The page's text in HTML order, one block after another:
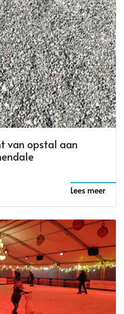
van opstal aan
Lees meer